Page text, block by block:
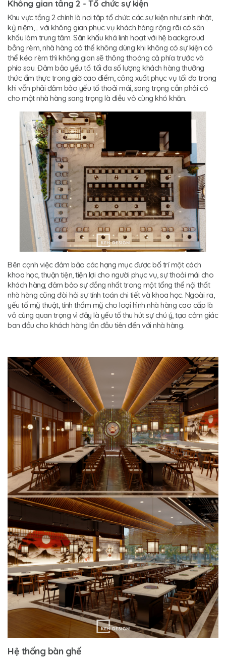
Không gian tầng 2 - Tổ chức sự kiện
Khu vực tầng 2 chính là nơi tập tổ chức các sự kiện như sinh nhật,
kỷ niệm,... với không gian phục vụ khách hàng rộng rãi có sân
khấu làm trung tâm. Sân khấu khá linh hoạt với hệ backgroud
bằng rèm, nhà hàng có thể không dùng khi không có sự kiện có
thể kéo rèm thì không gian sẽ thông thoáng cả phía trước và
phía sau. Đảm bảo yếu tố: tối đa số lượng khách hàng thưởng
thức ẩm thực trong giờ cao điểm, công xuất phục vụ tối đa trong
khi vẫn phải đảm bảo yếu tố thoải mái, sang trọng cần phải có
cho một nhà hàng sang trọng là điều vô cùng khó khăn.
Bên cạnh việc đảm bảo các hạng mục được bố trí một cách
khoa học, thuận tiện, tiện lợi cho người phục vụ, sự thoải mái cho
khách hàng; đảm bảo sự đồng nhất trong một tổng thể nội thất
nhà hàng cũng đòi hỏi sự tính toán chi tiết và khoa học. Ngoài ra,
yếu tố mỹ thuật, tính thẩm mỹ cho loại hình nhà hàng cao cấp là
vô cùng quan trọng vì đây là yếu tố thu hút sự chú ý, tạo cảm giác
ban đầu cho khách hàng lần đầu tiên đến với nhà hàng.
Hệ thống bàn ghế